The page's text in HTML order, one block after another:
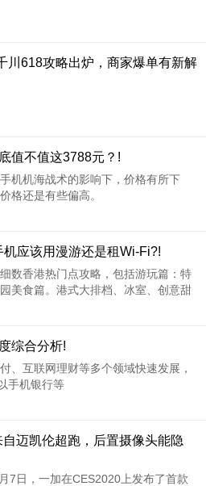
川618攻略出炉，商家爆单有新解
值不值这3788元？!
机机海战术的影响下，价格有所下
格还是有些偏高。
应该用漫游还是租Wi-Fi?!
数香港热门点攻略，包括游玩篇：特
美食篇。港式大排档、冰室、创意甜
品、超全化妆品、数码产品、人气伴
综合分析!
、互联网理财等多个领域快速发展，
手机银行等
自迈凯伦超跑，后置摄像头能隐
7日，一加在CES2020上发布了首款